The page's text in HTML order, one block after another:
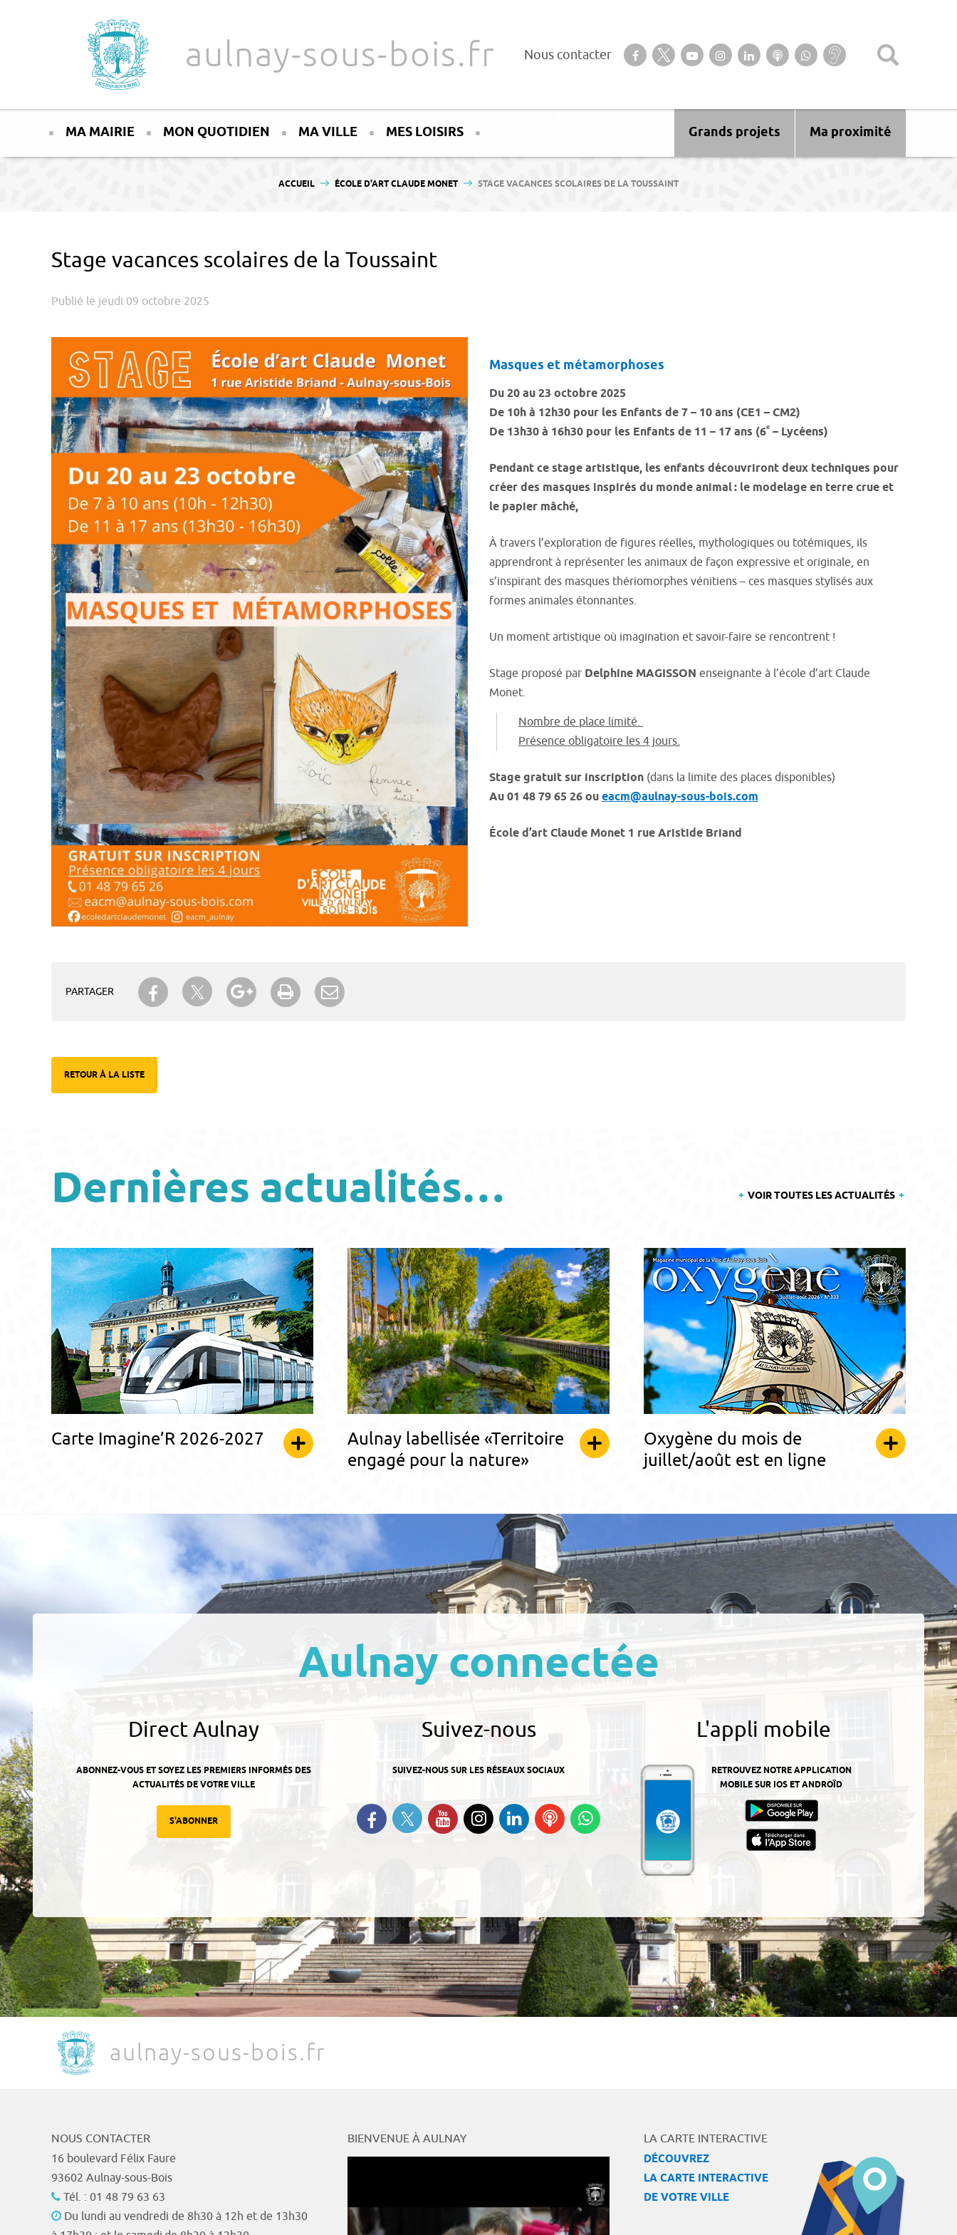
aulnay-sous-bois.fr Nous contacter Suivez-nous sur notre page Facebook
Suivez-nous sur Twitter
Suivez-nous sur YouTube
Suivez-nous sur Instagram
Retrouvez-nous sur Linkedin
Ecoutez nos Podcasts
Suivez-nous sur
WhatsApp
Baisse
d’audition ?
MA MAIRIE MON QUOTIDIEN MA VILLE MES LOISIRS Ma proximité
Grands projets
VOUS ÊTES ICI :
ACCUEIL ÉCOLE D'ART CLAUDE MONET STAGE VACANCES SCOLAIRES DE LA TOUSSAINT
Stage vacances scolaires de la Toussaint
Publié le jeudi 09 octobre 2025
Masques et métamorphoses
Du 20 au 23 octobre 2025
De 10h à 12h30 pour les Enfants de 7 – 10 ans (CE1 – CM2)
De 13h30 à 16h30 pour les Enfants de 11 – 17 ans (6e – Lycéens)
Pendant ce stage artistique, les enfants découvriront deux techniques pour
créer des masques inspirés du monde animal : le modelage en terre crue et
le papier mâché,
À travers l’exploration de figures réelles, mythologiques ou totémiques, ils
apprendront à représenter les animaux de façon expressive et originale, en
s’inspirant des masques thériomorphes vénitiens – ces masques stylisés aux
formes animales étonnantes.
Un moment artistique où imagination et savoir-faire se rencontrent !
Stage proposé par Delphine MAGISSON enseignante à l’école d’art Claude
Monet.
Nombre de place limité.
Présence obligatoire les 4 jours.
Stage gratuit sur inscription (dans la limite des places disponibles)
Au 01 48 79 65 26 oueacm@aulnay-sous-bois.com
École d’art Claude Monet 1 rue Aristide Briand
PARTAGER
Partager sur Facebook
Partager sur TwitterPartager sur Google+
Imprimer
RETOUR À LA LISTE
Dernières actualités… VOIR TOUTES LES ACTUALITÉS
Carte Imagine’R 2026-2027
Aulnay labellisée «Territoire
engagé pour la nature»
Oxygène du mois de
juillet/août est en ligne
Aulnay connectée
Direct Aulnay
ABONNEZ-VOUS ET SOYEZ LES PREMIERS INFORMÉS DES
ACTUALITÉS DE VOTRE VILLE
S'ABONNER
Suivez-nous
SUIVEZ-NOUS SUR LES RÉSEAUX SOCIAUX
Retrouvez-nous sur Facebook
Suivez-nous sur Twitter
Suivez-nous sur YouTube
Suivez-nous sur
Instagram
Retrouvez-nous
sur Linkedin
Ecoutez
nos
L'appli mobile
RETROUVEZ NOTRE APPLICATION
MOBILE SUR IOS ET ANDROÏD
aulnay-sous-bois.fr
NOUS CONTACTER
16 boulevard Félix Faure
93602 Aulnay-sous-Bois
Tél. : 01 48 79 63 63
Du lundi au vendredi de 8h30 à 12h et de 13h30
BIENVENUE À AULNAY
LA CARTE INTERACTIVE
DÉCOUVREZ
LA CARTE INTERACTIVE
DE VOTRE VILLE